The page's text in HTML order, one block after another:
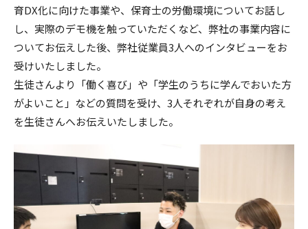
育DX化に向けた事業や、保育士の労働環境についてお話し
し、実際のデモ機を触っていただくなど、弊社の事業内容に
ついてお伝えした後、弊社従業員3人へのインタビューをお
受けいたしました。
生徒さんより「働く喜び」や「学生のうちに学んでおいた方
がよいこと」などの質問を受け、3人それぞれが自身の考え
を生徒さんへお伝えいたしました。